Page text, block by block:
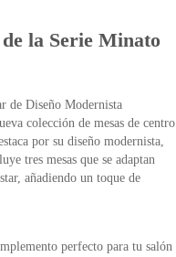
la Serie Minato
de Diseño Modernista
colección de mesas de centro
por su diseño modernista,
tres mesas que se adaptan
añadiendo un toque de
perfecto para tu salón